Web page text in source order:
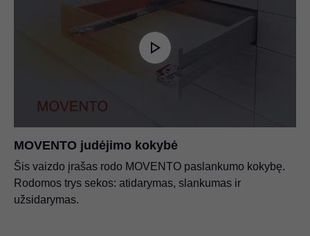
MOVENTO judėjimo kokybė
Šis vaizdo įrašas rodo MOVENTO paslankumo kokybę.
Rodomos trys sekos: atidarymas, slankumas ir
užsidarymas.